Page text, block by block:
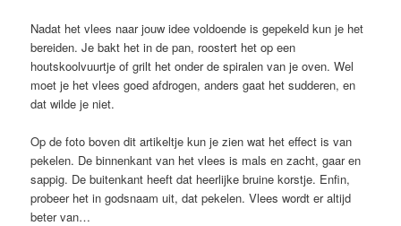
Nadat het vlees naar jouw idee voldoende is gepekeld kun je het
bereiden. Je bakt het in de pan, roostert het op een
houtskoolvuurtje of grilt het onder de spiralen van je oven. Wel
moet je het vlees goed afdrogen, anders gaat het sudderen, en
dat wilde je niet.
Op de foto boven dit artikeltje kun je zien wat het effect is van
pekelen. De binnenkant van het vlees is mals en zacht, gaar en
sappig. De buitenkant heeft dat heerlijke bruine korstje. Enfin,
probeer het in godsnaam uit, dat pekelen. Vlees wordt er altijd
beter van…